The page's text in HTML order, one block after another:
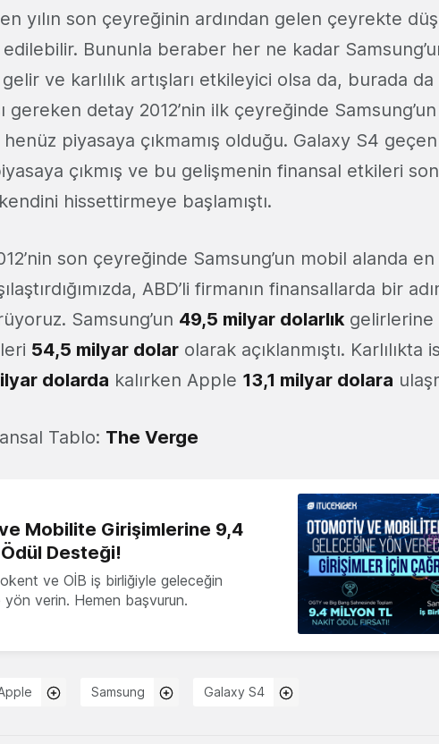
yılın son çeyreğinin ardından gelen çeyrekte
Bununla beraber her ne kadar
ve karlılık artışları etkileyici olsa da, burada
gereken detay 2012’nin ilk çeyreğinde
henüz piyasaya çıkmamış olduğu. Galaxy S4 geçen
çıkmış ve bu gelişmenin finansal etkileri
hissettirmeye başlamıştı.
son çeyreğinde Samsung’un mobil alanda
ABD’li firmanın finansallarda bir
Samsung’un 49,5 milyar dolarlıkgelirlerine
54,5 milyar dolar olarak açıklanmıştı. Karlılıkta
dolarda kalırken Apple 13,1 milyar dolara
Tablo: The Verge
Mobilite Girişimlerine 9,4
Desteği!
ve OİB iş birliğiyle geleceğin
verin. Hemen başvurun.
Samsung Galaxy S4